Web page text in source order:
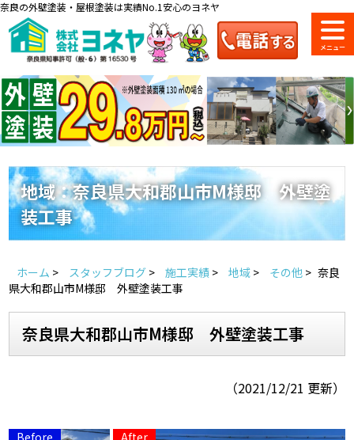
奈良の外壁塗装・屋根塗装は実績No.1安心のヨネヤ
料金一覧 会社案内 ショールーム
のご紹介
来店予約 お電話
地域の事例がいっぱい
Home お客様の声
よくあるご質問
スタッフブログ 屋根リフォームについて
地域：奈良県大和郡山市M様邸 外壁塗
装工事
ホーム > スタッフブログ > 施工実績 > 地域 > その他 > 奈良
県大和郡山市M様邸 外壁塗装工事
奈良県大和郡山市M様邸 外壁塗装工事
（2021/12/21 更新）